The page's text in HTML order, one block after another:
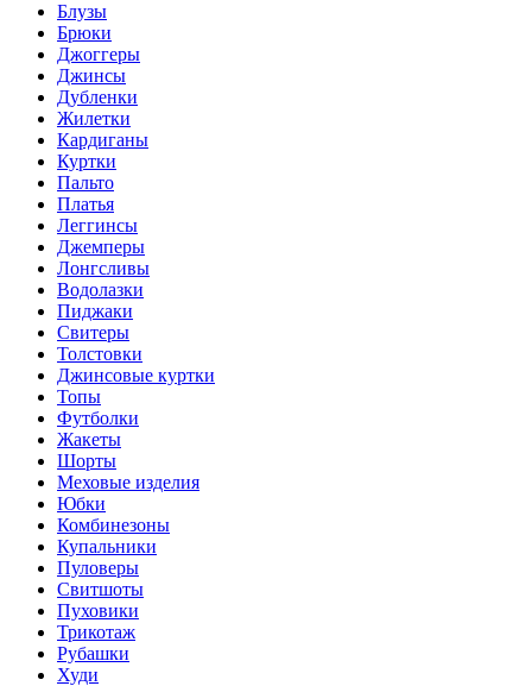
Блузы
Брюки
Джоггеры
Джинсы
Дубленки
Жилетки
Кардиганы
Куртки
Пальто
Платья
Леггинсы
Джемперы
Лонгсливы
Водолазки
Пиджаки
Свитеры
Толстовки
Джинсовые куртки
Топы
Футболки
Жакеты
Шорты
Меховые изделия
Юбки
Комбинезоны
Купальники
Пуловеры
Свитшоты
Пуховики
Трикотаж
Рубашки
Худи